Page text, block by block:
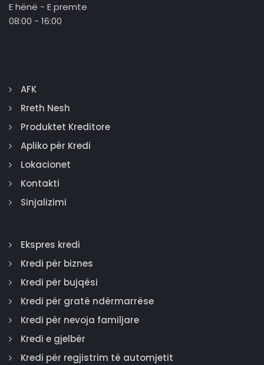
E hënë - E premte
08:00 - 16:00
AFK
Rreth Nesh
Produktet Kreditore
Apliko për Kredi
Lokacionet
Kontakti
Sinjalizimi
Ekspres kredi
Kredi për biznes
Kredi për bujqësi
Kredi për gratë ndërmarrëse
Kredi për nevoja familjare
Kredi e gjelbër
Kredi për regjistrim të automjetit